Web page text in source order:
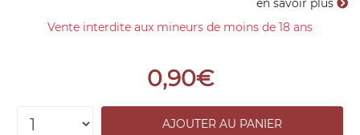
en savoir plus
Vente interdite aux mineurs de moins de 18 ans
0,90€